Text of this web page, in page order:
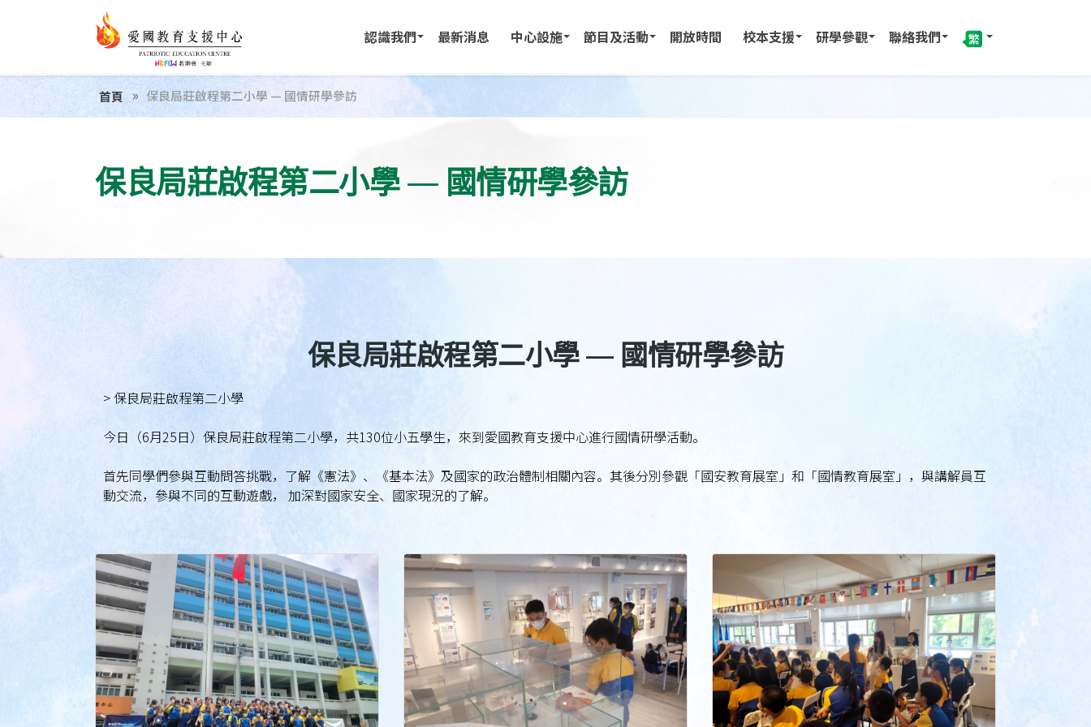
認識我們 最新消息 中心設施 節目及活動 開放時間 校本支援 研學參觀 聯絡我們
首頁 保良局莊啟程第二小學 — 國情研學參訪
保良局莊啟程第二小學 — 國情研學參訪
保良局莊啟程第二小學 — 國情研學參訪
> 保良局莊啟程第二小學
今日（6月25日）保良局莊啟程第二小學，共130位小五學生，來到愛國教育支援中心進行國情研學活動。
首先同學們參與互動問答挑戰，了解《憲法》、《基本法》及國家的政治體制相關內容。其後分別參觀「國安教育展室」和「國情教育展室」，與講解員互
動交流，參與不同的互動遊戲， 加深對國家安全、國家現況的了解。